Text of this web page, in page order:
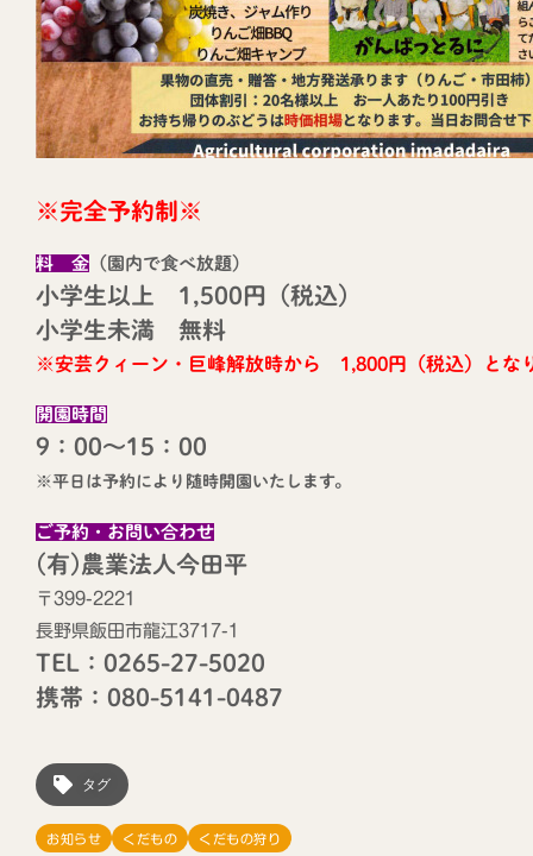
※完全予約制※
料 金 （園内で食べ放題）
小学生以上 1,500円（税込)
小学生未満 無料
※安芸クィーン・巨峰解放時から 1,800円（税込）とな
開園時間
9：00～15：00
※平日は予約により随時開園いたします。
ご予約・お問い合わせ
(有)農業法人今田平
〒399-2221
長野県飯田市龍江3717-1
TEL：0265-27-5020
携帯：080-5141-0487
タグ
お知らせ くだもの くだもの狩り
案内所
飯田市の観光Instagram「iida_photrip」
はじめました！
2024年11月25日